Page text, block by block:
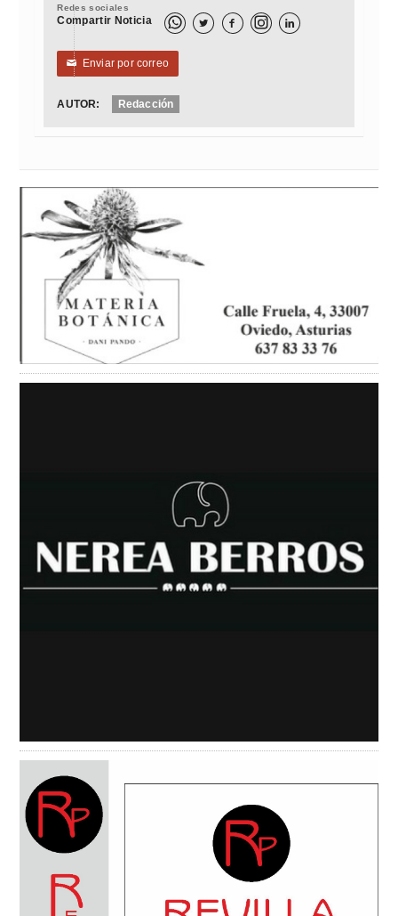
Redes sociales
Compartir Noticia   
✉ Enviar por correo
AUTOR: Redacción